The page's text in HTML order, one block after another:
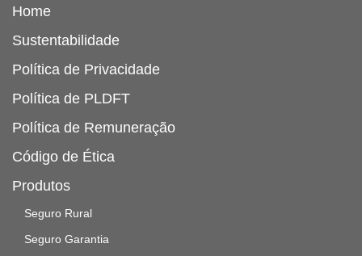
Home
Sustentabilidade
Política de Privacidade
Política de PLDFT
Política de Remuneração
Código de Ética
Produtos
Seguro Rural
Seguro Garantia